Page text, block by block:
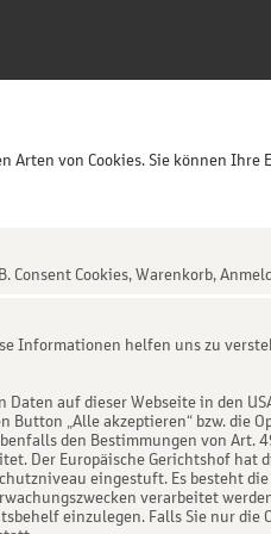
2026
Arten von Cookies. Sie können Ihre
Cookies, Warenkorb,
Informationen helfen uns zu
auf dieser Webseite in den
Button „Alle akzeptieren“ bzw. die
den Bestimmungen von Art.
Der Europäische Gerichtshof hat
eingestuft. Es besteht
verarbeitet
einzulegen. Falls Sie nur die